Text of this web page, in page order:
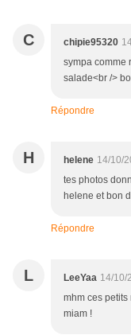
C chipie95320
sympa comme
salade<br />
Répondre
H helene 14/10/
tes photos
helene et bon
Répondre
L LeeYaa 14/10/
mhm ces
miam !